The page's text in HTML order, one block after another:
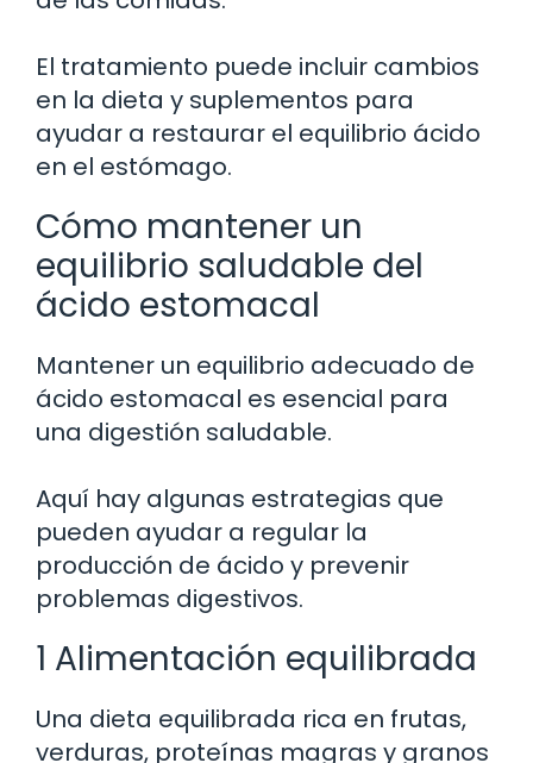
El tratamiento puede incluir cambios
en la dieta y suplementos para
ayudar a restaurar el equilibrio ácido
en el estómago.
Cómo mantener un
equilibrio saludable del
ácido estomacal
Mantener un equilibrio adecuado de
ácido estomacal es esencial para
una digestión saludable.
Aquí hay algunas estrategias que
pueden ayudar a regular la
producción de ácido y prevenir
problemas digestivos.
1 Alimentación equilibrada
Una dieta equilibrada rica en frutas,
verduras, proteínas magras y granos